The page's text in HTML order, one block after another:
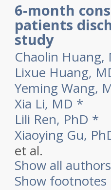
6-month
patients
study
Chaolin Huang,
Lixue Huang,
Yeming Wang,
Xia Li, MD *
Lili Ren, PhD *
Xiaoying Gu,
et al.
Show all authors
Show footnotes